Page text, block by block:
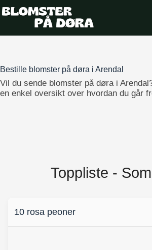
to
Bestille blomster på døra i Arendal
Vil du sende blomster på døra i
en enkel oversikt over hvordan du går
Toppliste -
10 rosa peoner